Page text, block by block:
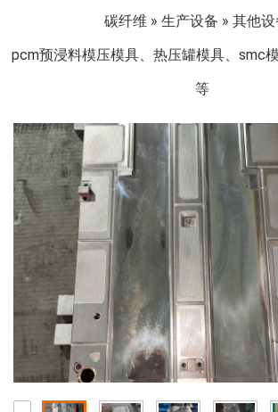
碳纤维 » 生产设备 » 其他设
pcm预浸料模压模具、热压罐模具、smc
等